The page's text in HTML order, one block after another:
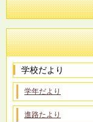
学校だより
学年だより
進路たより